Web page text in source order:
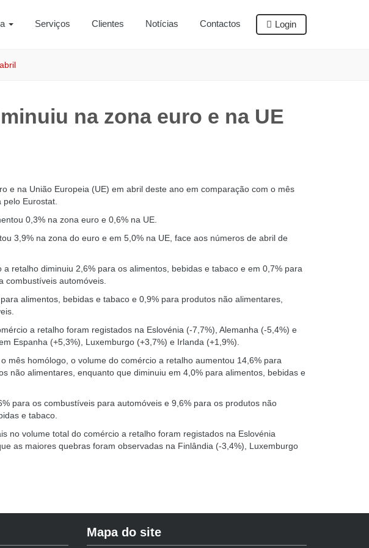
Serviços Clientes Notícias Contactos Login
na zona euro e na UE
e na União Europeia (UE) em abril deste ano em comparação com o mês
Eurostat.
0,3% na zona euro e 0,6% na UE.
3,9% na zona do euro e em 5,0% na UE, face aos números de abril de
retalho diminuiu 2,6% para os alimentos, bebidas e tabaco e em 0,7% para
combustíveis automóveis.
alimentos, bebidas e tabaco e 0,9% para produtos não alimentares,
a retalho foram registados na Eslovénia (-7,7%), Alemanha (-5,4%) e
Espanha (+5,3%), Luxemburgo (+3,7%) e Irlanda (+1,9%).
mês homólogo, o volume do comércio a retalho aumentou 14,6% para
não alimentares, enquanto que diminuiu em 4,0% para alimentos, bebidas e
para os combustíveis para automóveis e 9,6% para os produtos não
e tabaco.
no volume total do comércio a retalho foram registados na Eslovénia
as maiores quebras foram observadas na Finlândia (-3,4%), Luxemburgo
Mapa do site